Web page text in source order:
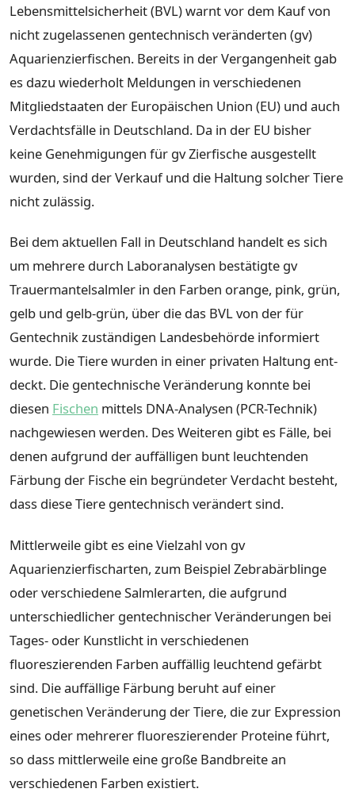
Lebensmittelsicherheit (BVL) warnt vor dem Kauf von
nicht zugelassenen gentechnisch veränderten (gv)
Aquarienzierfischen. Bereits in der Vergangenheit gab
es dazu wiederholt Meldungen in verschiedenen
Mitgliedstaaten der Europäischen Union (EU) und auch
Verdachtsfälle in Deutschland. Da in der EU bisher
keine Genehmigungen für gv Zierfische ausgestellt
wurden, sind der Verkauf und die Haltung solcher Tiere
nicht zulässig.
Bei dem aktuellen Fall in Deutschland handelt es sich
um mehrere durch Laboranalysen bestätigte gv
Trauermantelsalmler in den Farben orange, pink, grün,
gelb und gelb-grün, über die das BVL von der für
Gentechnik zuständigen Landesbehörde informiert
wurde. Die Tiere wurden in einer privaten Haltung ent­
deckt. Die gentechnische Veränderung konnte bei
diesen Fischen mittels DNA-Analysen (PCR-Technik)
nachgewiesen werden. Des Weiteren gibt es Fälle, bei
denen aufgrund der auffälligen bunt leuchtenden
Färbung der Fische ein begründeter Verdacht besteht,
dass diese Tiere gentechnisch verändert sind.
Mittlerweile gibt es eine Vielzahl von gv
Aquarienzierfischarten, zum Beispiel Zebrabärblinge
oder verschie­dene Salmlerarten, die aufgrund
unterschiedlicher gentechnischer Veränderungen bei
Tages- oder Kunst­licht in verschiedenen
fluoreszierenden Farben auffällig leuchtend gefärbt
sind. Die auffällige Färbung be­ruht auf einer
genetischen Veränderung der Tiere, die zur Expression
eines oder mehrerer fluoreszierender Proteine führt,
so dass mittlerweile eine große Bandbreite an
verschiedenen Farben existiert.